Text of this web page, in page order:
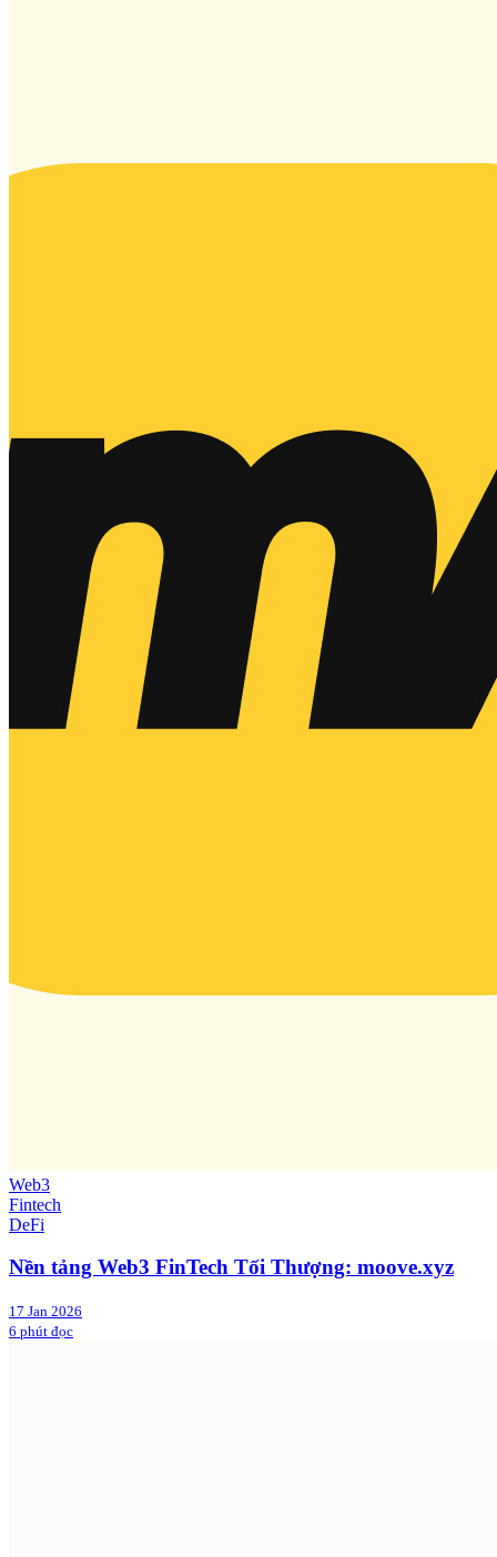
Web3
Fintech
DeFi
Nền tảng Web3 FinTech Tối Thượng: moove.xyz
17 Jan 2026
6 phút đọc